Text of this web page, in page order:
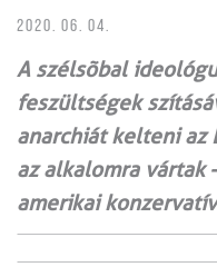
2020. 06. 04.
A szélsõbal
feszültségek
anarchiát kelteni az
az alkalomra vártak
amerikai